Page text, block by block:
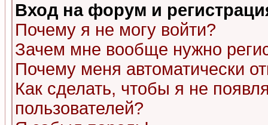
Вход на форум и
Почему я не могу войти?
Зачем мне вообще нужно
Почему меня автоматически
Как сделать, чтобы я не
пользователей?